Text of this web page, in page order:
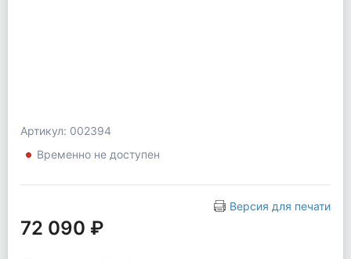
Артикул: 002394
Временно не доступен
Версия для печати
72 090 ₽